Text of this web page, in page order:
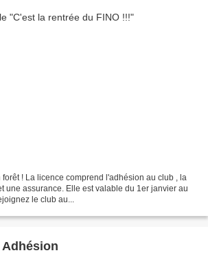
! La licence comprend l'adhésion au club , la
une assurance. Elle est valable du 1er janvier au
le club au...